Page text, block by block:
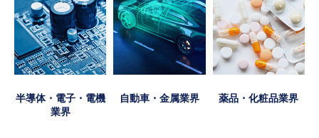
半導体・電子・電機
業界
自動車・金属業界 薬品・化粧品業界